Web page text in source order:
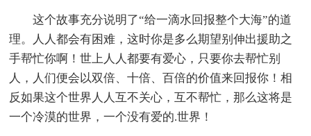
这个故事充分说明了“给一滴水回报整个大海”的道
理。人人都会有困难，这时你是多么期望别伸出援助之
手帮忙你啊！世上人人都要有爱心，只要你去帮忙别
人，人们便会以双倍、十倍、百倍的价值来回报你！相
反如果这个世界人人互不关心，互不帮忙，那么这将是
一个冷漠的世界，一个没有爱的.世界！